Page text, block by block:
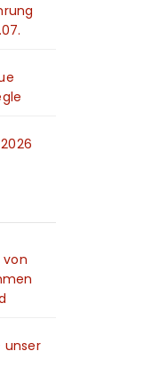
von
unser